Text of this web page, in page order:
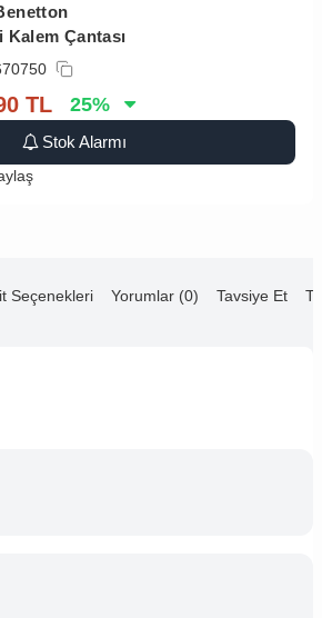
Çantası
TL 25%
Stok Alarmı
Seçenekleri Yorumlar (0) Tavsiye Et